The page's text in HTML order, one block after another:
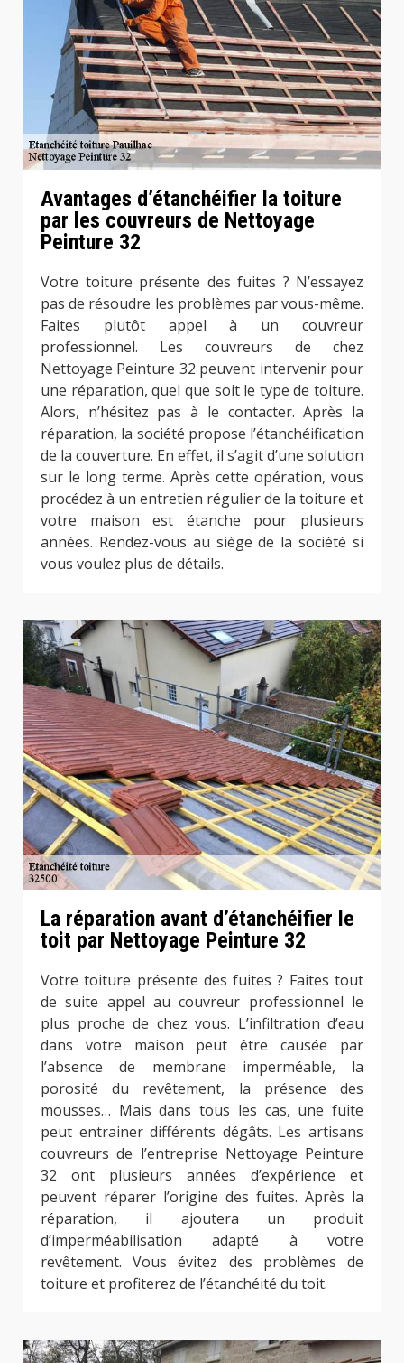
Avantages d’étanchéifier la toiture
par les couvreurs de Nettoyage
Peinture 32
Votre toiture présente des fuites ? N’essayez
pas de résoudre les problèmes par vous-même.
Faites plutôt appel à un couvreur
professionnel. Les couvreurs de chez
Nettoyage Peinture 32 peuvent intervenir pour
une réparation, quel que soit le type de toiture.
Alors, n’hésitez pas à le contacter. Après la
réparation, la société propose l’étanchéification
de la couverture. En effet, il s’agit d’une solution
sur le long terme. Après cette opération, vous
procédez à un entretien régulier de la toiture et
votre maison est étanche pour plusieurs
années. Rendez-vous au siège de la société si
vous voulez plus de détails.
La réparation avant d’étanchéifier le
toit par Nettoyage Peinture 32
Votre toiture présente des fuites ? Faites tout
de suite appel au couvreur professionnel le
plus proche de chez vous. L’infiltration d’eau
dans votre maison peut être causée par
l’absence de membrane imperméable, la
porosité du revêtement, la présence des
mousses… Mais dans tous les cas, une fuite
peut entrainer différents dégâts. Les artisans
couvreurs de l’entreprise Nettoyage Peinture
32 ont plusieurs années d’expérience et
peuvent réparer l’origine des fuites. Après la
réparation, il ajoutera un produit
d’imperméabilisation adapté à votre
revêtement. Vous évitez des problèmes de
toiture et profiterez de l’étanchéité du toit.